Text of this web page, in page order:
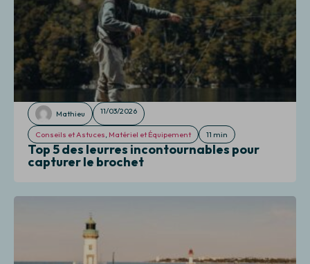
Mathieu 11/03/2026
Conseils et Astuces Matériel et Équipement 11 min
Top 5 des leurres incontournables pour
capturer le brochet